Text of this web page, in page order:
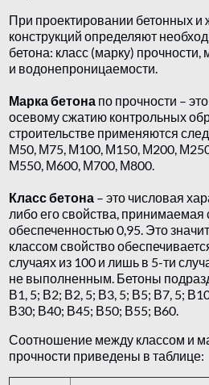
При проектировании бетонных и
конструкций определяют
бетона: класс (марку) прочности,
и водонепроницаемости.
Марка бетонапо прочности –
осевому сжатию контрольных
строительстве применяются
М50, М75, М100, М150, М200,
М550, М600, М700, М800.
Класс бетона– это числовая
либо его свойства, принимаемая
обеспеченностью 0,95. Это
классом свойство
случаях из 100 и лишь в 5-ти
не выполненным. Бетоны
В1, 5; В2; В2, 5; В3, 5; В5; В7, 5;
В30; В40; В45; В50; В55; B60.
Соотношение между классом и
прочности приведены в таблице: